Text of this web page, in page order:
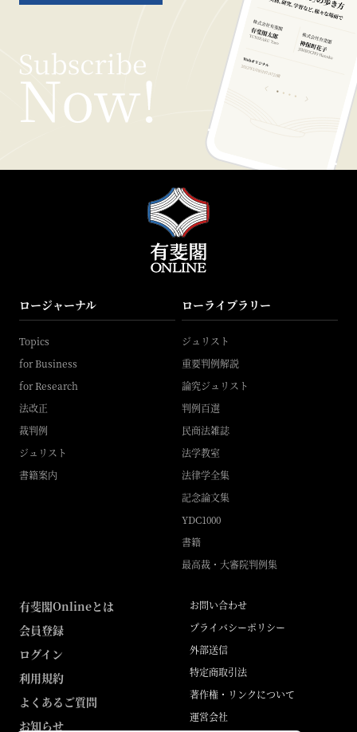
ロージャーナル
Topics
for Business
for Research
法改正
裁判例
ジュリスト
書籍案内
ローライブラリー
ジュリスト
重要判例解説
論究ジュリスト
判例百選
民商法雑誌
法学教室
法律学全集
記念論文集
YDC1000
書籍
最高裁・大審院判例集
有斐閣Onlineとは
会員登録
ログイン
利用規約
よくあるご質問
お知らせ
お問い合わせ
プライバシーポリシー
外部送信
特定商取引法
著作権・リンクについて
運営会社